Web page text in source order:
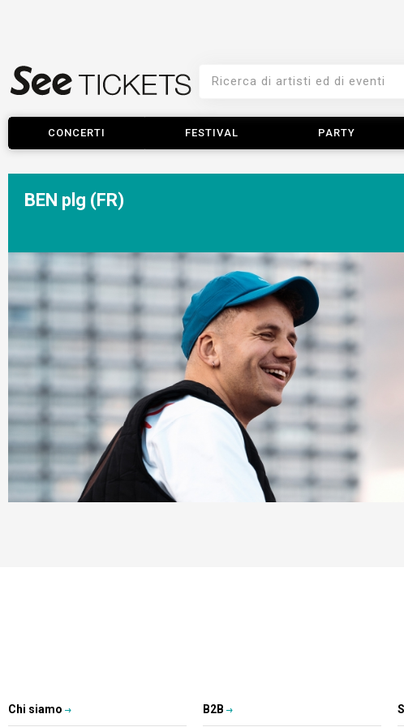
CONCERTI FESTIVAL PARTY
BEN plg (FR)
Chi siamo B2B